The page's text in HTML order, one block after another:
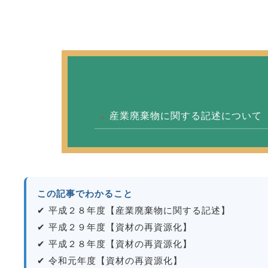
産業廃棄物に関する記述について
この記事でわかること
✔ 平成２８年度【産業廃棄物に関する記述】
✔ 平成２９年度【資材の再資源化】
✔ 平成２８年度【資材の再資源化】
✔ 令和元年度【資材の再資源化】